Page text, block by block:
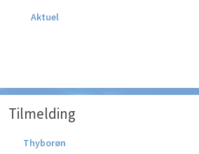
Aktuel
Tilmelding
Thyborøn